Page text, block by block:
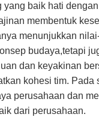
yang baik hati
membentuk
menunjukkan
budaya,tetapi
dan keyakinan
kohesi tim. Pada
perusahaan dan
dari perusahaan.